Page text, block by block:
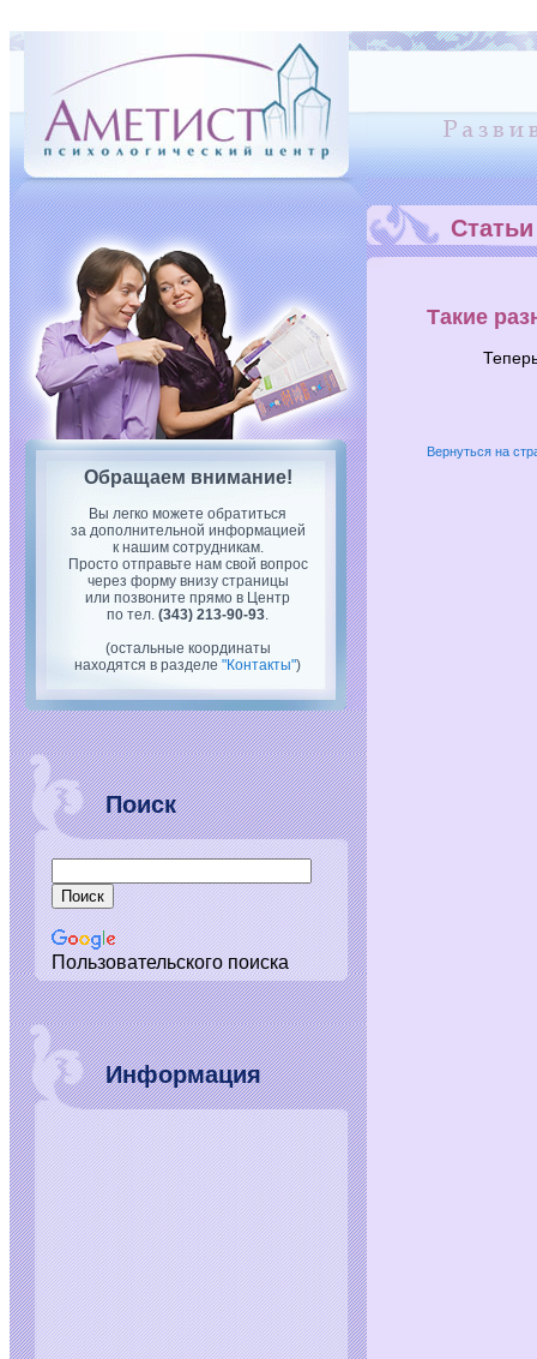
Обращаем внимание!
Вы легко можете обратиться
за дополнительной информацией
к нашим сотрудникам.
Просто отправьте нам свой вопрос
через форму внизу страницы
или позвоните прямо в Центр
по тел.(343) 213-90-93.
(остальные координаты
находятся в разделе"Контакты")
Поиск
Пользовательского поиска
Информация
Статьи
Такие
Вернуться на